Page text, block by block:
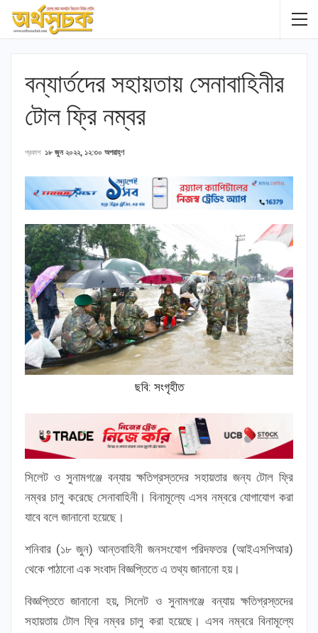
বন্যার্তদের সহায়তায় সেনাবাহিনীর
টোল ফ্রি নম্বর
প্রকাশ ১৮ জুন ২০২২, ১২:৩০ অপরাহ্ণ
ছবি: সংগৃহীত
সিলেট ও সুনামগঞ্জে বন্যায় ক্ষতিগ্রস্তদের সহায়তার জন্য টোল ফ্রি
নম্বর চালু করেছে সেনাবাহিনী। বিনামূল্যে এসব নম্বরে যোগাযোগ করা
যাবে বলে জানানো হয়েছে।
শনিবার (১৮ জুন) আন্তবাহিনী জনসংযোগ পরিদফতর (আইএসপিআর)
থেকে পাঠানো এক সংবাদ বিজ্ঞপ্তিতে এ তথ্য জানানো হয়।
বিজ্ঞপ্তিতে জানানো হয়, সিলেট ও সুনামগঞ্জে বন্যায় ক্ষতিগ্রস্তদের
সহায়তায় টোল ফ্রি নম্বর চালু করা হয়েছে। এসব নম্বরে বিনামূল্যে